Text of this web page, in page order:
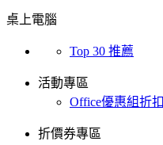
桌上電腦
Top 30 推薦
活動專區
Office優惠組折扣
折價券專區